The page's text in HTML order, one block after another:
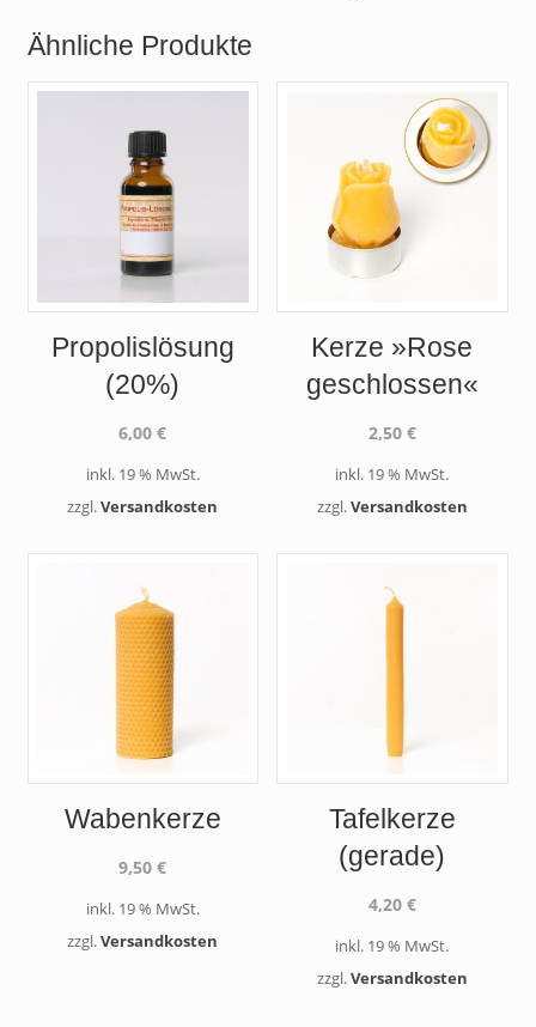
Ähnliche Produkte
Propolislösung
(20%)
6,00€
inkl. 19 % MwSt.
zzgl.Versandkosten
Kerze »Rose
geschlossen«
2,50 €
inkl. 19 % MwSt.
zzgl.Versandkosten
Wabenkerze
9,50€
inkl. 19 % MwSt.
zzgl.Versandkosten
Tafelkerze
(gerade)
4,20 €
inkl. 19 % MwSt.
zzgl.Versandkosten